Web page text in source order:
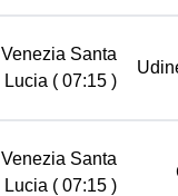
Venezia Santa
Lucia ( 07:15 )
Venezia Santa
Lucia ( 07:15 )